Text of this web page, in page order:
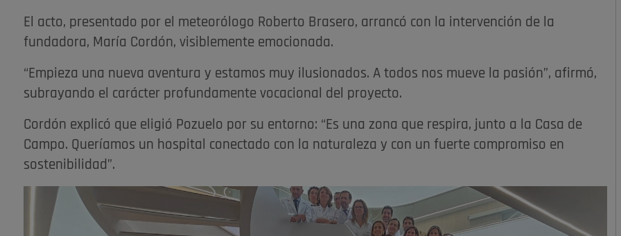
El acto, presentado por el meteorólogo Roberto Brasero, arrancó con la intervención de la
fundadora, María Cordón, visiblemente emocionada.
“Empieza una nueva aventura y estamos muy ilusionados. A todos nos mueve la pasión”, afirmó,
subrayando el carácter profundamente vocacional del proyecto.
Cordón explicó que eligió Pozuelo por su entorno: “Es una zona que respira, junto a la Casa de
Campo. Queríamos un hospital conectado con la naturaleza y con un fuerte compromiso en
sostenibilidad”.